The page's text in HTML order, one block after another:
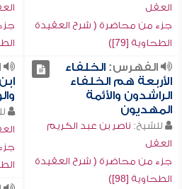
العقل
جزء من محاضرة ( شرح العقيدة
الطحاوية [79])
الفهرس:الخلفاء
الأربعة هم الخلفاء
الراشدون والأئمة
المهديون
للشيخ: ناصر بن عبد الكريم
العقل
جزء من محاضرة ( شرح العقيدة
الطحاوية [98])